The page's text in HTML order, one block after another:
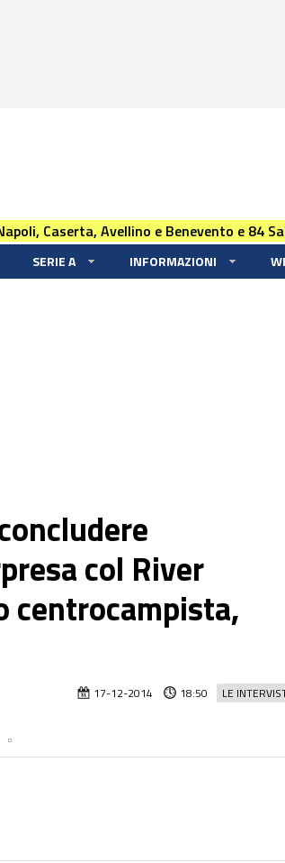
Caserta, Avellino e Benevento e 84
SERIE A INFORMAZIONI
col River
centrocampista,
LE
17-12-2014 18:50